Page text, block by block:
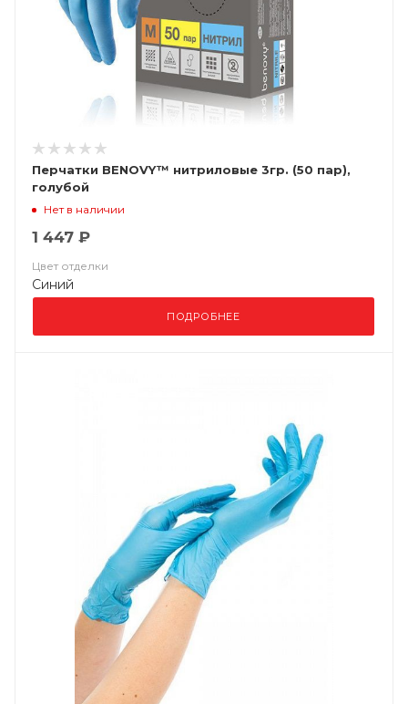
Перчатки BENOVY™ нитриловые 3гр. (50 пар),
голубой
Нет в наличии
1 447 ₽
Цвет отделки
Синий
ПОДРОБНЕЕ